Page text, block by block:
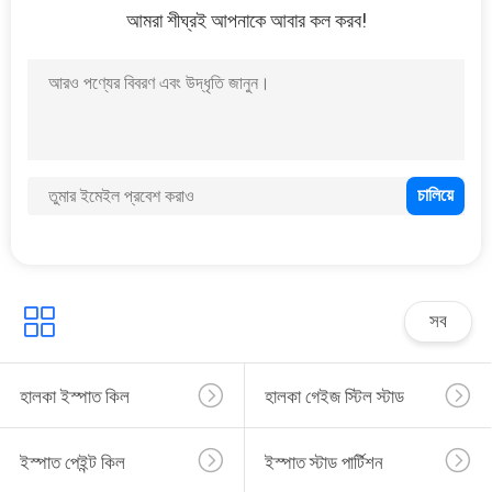
আমরা শীঘ্রই আপনাকে আবার কল করব!
সব
হালকা ইস্পাত কিল হালকা গেইজ স্টিল স্টাড
ইস্পাত পেইন্ট কিল ইস্পাত স্টাড পার্টিশন